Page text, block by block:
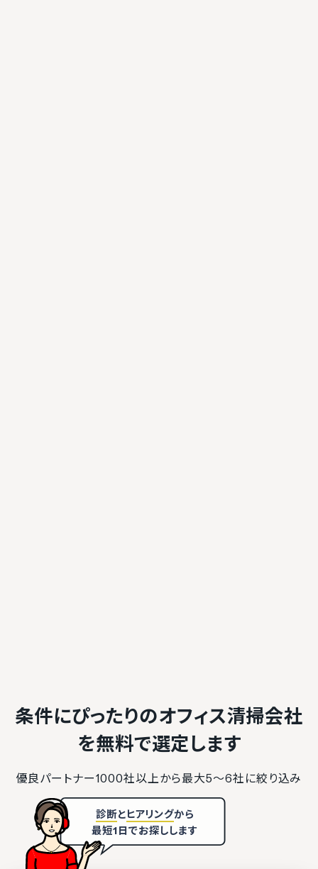
条件にぴったりのオフィス清掃会社
を無料で選定します
優良パートナー1000社以上から最大5〜6社に絞り込み
診断とヒアリングから
最短1日でお探しします